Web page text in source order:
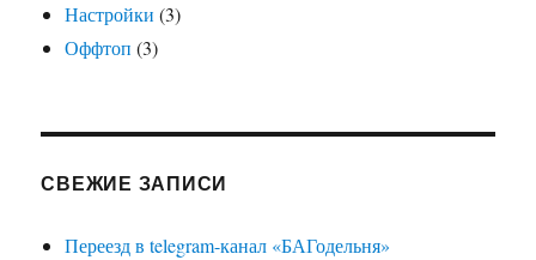
Настройки (3)
Оффтоп (3)
СВЕЖИЕ ЗАПИСИ
Переезд в telegram-канал «БАГодельня»